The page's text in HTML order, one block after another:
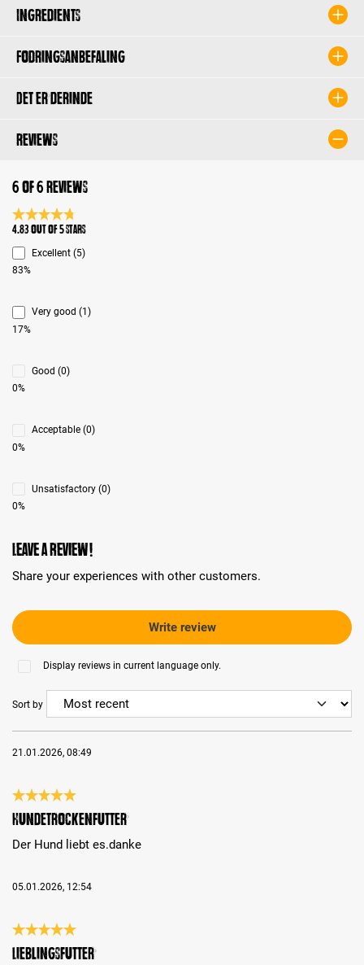
Ingredients
Fodringsanbefaling
Det er derinde
Reviews
6 of 6 reviews
Average rating 4.8 of 5 Stars
4.83 out of 5 stars
Excellent (5)
83%
Very good (1)
17%
Good (0)
0%
Acceptable (0)
0%
Unsatisfactory (0)
0%
Leave a review!
Share your experiences with other customers.
Write review
Display reviews in current language only.
Sort by
21.01.2026, 08:49
Review with rating of 5 out of 5 stars
Hundetrockenfutter
Der Hund liebt es.danke
05.01.2026, 12:54
Review with rating of 5 out of 5 stars
Lieblingsfutter